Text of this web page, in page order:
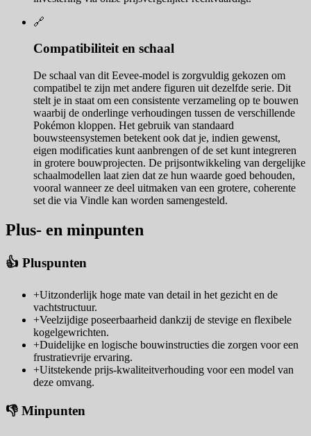
🔗
Compatibiliteit en schaal
De schaal van dit Eevee-model is zorgvuldig gekozen om
compatibel te zijn met andere figuren uit dezelfde serie. Dit
stelt je in staat om een consistente verzameling op te bouwen
waarbij de onderlinge verhoudingen tussen de verschillende
Pokémon kloppen. Het gebruik van standaard
bouwsteensystemen betekent ook dat je, indien gewenst,
eigen modificaties kunt aanbrengen of de set kunt integreren
in grotere bouwprojecten. De prijsontwikkeling van dergelijke
schaalmodellen laat zien dat ze hun waarde goed behouden,
vooral wanneer ze deel uitmaken van een grotere, coherente
set die via Vindle kan worden samengesteld.
Plus- en minpunten
👍 Pluspunten
+Uitzonderlijk hoge mate van detail in het gezicht en de
vachtstructuur.
+Veelzijdige poseerbaarheid dankzij de stevige en flexibele
kogelgewrichten.
+Duidelijke en logische bouwinstructies die zorgen voor een
frustratievrije ervaring.
+Uitstekende prijs-kwaliteitverhouding voor een model van
deze omvang.
👎 Minpunten